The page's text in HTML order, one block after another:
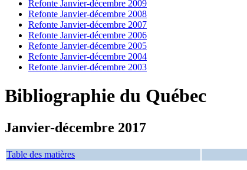
Refonte Janvier-décembre 2009
Refonte Janvier-décembre 2008
Refonte Janvier-décembre 2007
Refonte Janvier-décembre 2006
Refonte Janvier-décembre 2005
Refonte Janvier-décembre 2004
Refonte Janvier-décembre 2003
Bibliographie du Québec
Janvier-décembre 2017
Table des matières